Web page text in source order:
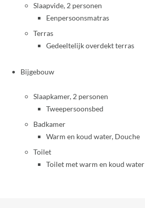
Slaapvide, 2 personen
Eenpersoonsmatras
Terras
Gedeeltelijk overdekt terras
Bijgebouw
Slaapkamer, 2 personen
Tweepersoonsbed
Badkamer
Warm en koud water, Douche
Toilet
Toilet met warm en koud water